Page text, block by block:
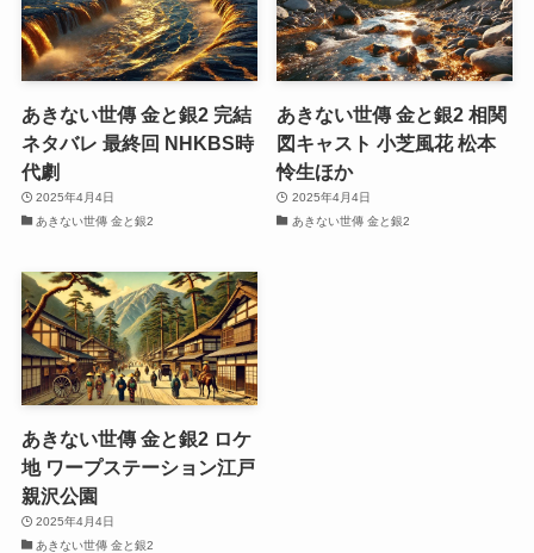
あきない世傳 金と銀2 完結
ネタバレ 最終回 NHKBS時
代劇
2025年4月4日
あきない世傳 金と銀2
あきない世傳 金と銀2 相関
図キャスト 小芝風花 松本
怜生ほか
2025年4月4日
あきない世傳 金と銀2
あきない世傳 金と銀2 ロケ
地 ワープステーション江戸
親沢公園
2025年4月4日
あきない世傳 金と銀2